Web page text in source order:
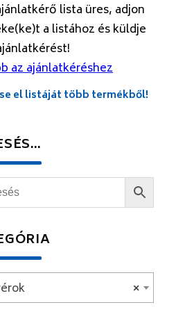
lista üres, adjon
a listához és küldje
az ajánlatkéréshez
el listáját több termékből!
×